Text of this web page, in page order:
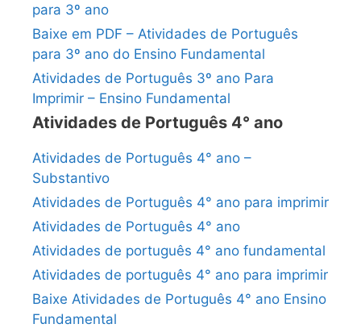
para 3º ano
Baixe em PDF – Atividades de Português
para 3º ano do Ensino Fundamental
Atividades de Português 3º ano Para
Imprimir – Ensino Fundamental
Atividades de Português 4° ano
Atividades de Português 4° ano –
Substantivo
Atividades de Português 4° ano para imprimir
Atividades de Português 4° ano
Atividades de português 4° ano fundamental
Atividades de português 4° ano para imprimir
Baixe Atividades de Português 4° ano Ensino
Fundamental